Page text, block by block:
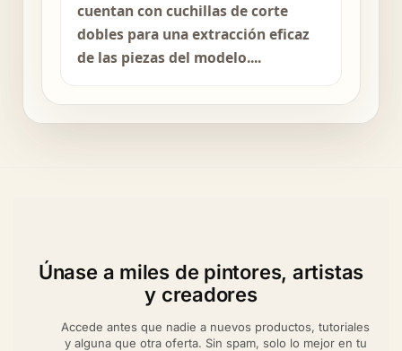
cuentan con cuchillas de corte
dobles para una extracción eficaz
de las piezas del modelo....
Únase a miles de pintores, artistas
y creadores
Accede antes que nadie a nuevos productos, tutoriales
y alguna que otra oferta. Sin spam, solo lo mejor en tu